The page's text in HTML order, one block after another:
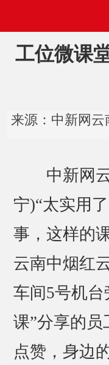
工位微课
来源：中新网
中新网云
宁)“太实用
事，这样的
云南中烟红
车间5号机
课”分享的
点赞，身边